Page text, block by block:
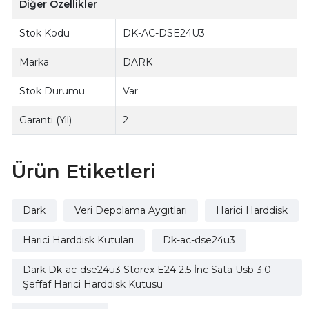
Diğer Özellikler
Stok Kodu DK-AC-DSE24U3
Marka DARK
Stok Durumu Var
Garanti (Yıl) 2
Ürün Etiketleri
Dark Veri Depolama Aygıtları Harici Harddisk
Harici Harddisk Kutuları Dk-ac-dse24u3
Dark Dk-ac-dse24u3 Storex E24 2.5 İnc Sata Usb 3.0
Şeffaf Harici Harddisk Kutusu